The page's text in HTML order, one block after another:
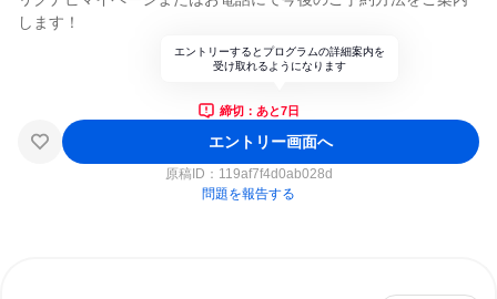
します！
エントリーするとプログラムの詳細案内を
受け取れるようになります
締切：あと7日
エントリー画面へ
原稿ID： 119af7f4d0ab028d
問題を報告する